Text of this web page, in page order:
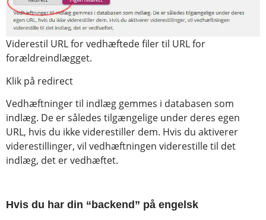
Viderestil URL for vedhæftede filer til URL for
forældreindlægget.
Klik på redirect
Vedhæftninger til indlæg gemmes i databasen som
indlæg. De er således tilgængelige under deres egen
URL, hvis du ikke viderestiller dem. Hvis du aktiverer
viderestillinger, vil vedhæftningen viderestille til det
indlæg, det er vedhæftet.
Hvis du har din “backend” på engelsk